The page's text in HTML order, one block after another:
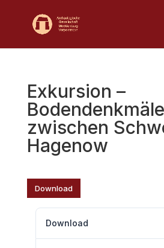
Exkursion –
zwischen
Hagenow
Download
Download